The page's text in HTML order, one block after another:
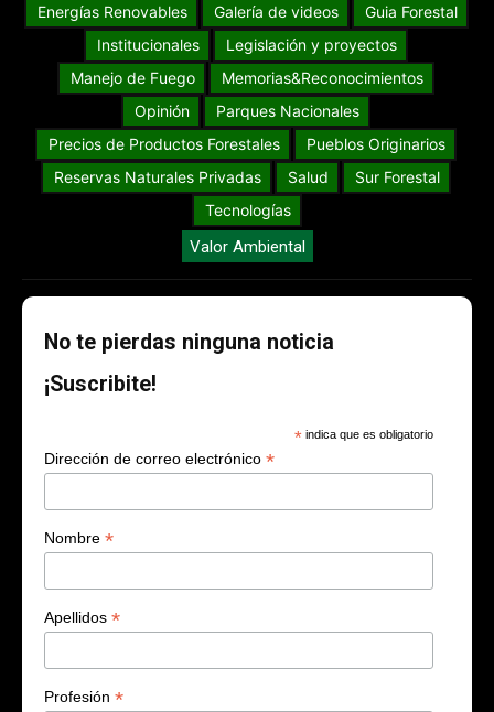
Energías Renovables
Galería de videos
Guia Forestal
Institucionales
Legislación y proyectos
Manejo de Fuego
Memorias&Reconocimientos
Opinión
Parques Nacionales
Precios de Productos Forestales
Pueblos Originarios
Reservas Naturales Privadas
Salud
Sur Forestal
Tecnologías
Valor Ambiental
No te pierdas ninguna noticia
¡Suscribite!
* indica que es obligatorio
Dirección de correo electrónico *
Nombre *
Apellidos *
Profesión *